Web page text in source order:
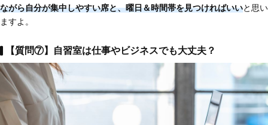
ながら自分が集中しやすい席と、曜日＆時間帯を見つければいいと思い
ますよ。
【質問⑦】自習室は仕事やビジネスでも大丈夫？